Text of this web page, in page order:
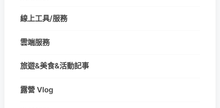
線上工具/服務
雲端服務
旅遊&美食&活動記事
露營 Vlog